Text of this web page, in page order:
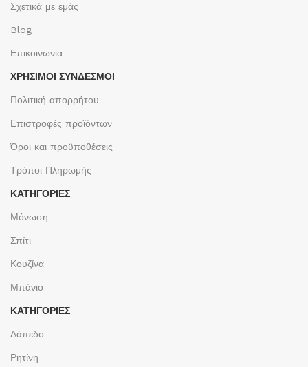
Σχετικά με εμάς
Blog
Επικοινωνία
ΧΡΉΣΙΜΟΙ ΣΎΝΔΕΣΜΟΙ
Πολιτική απορρήτου
Επιστροφές προϊόντων
Όροι και προϋποθέσεις
Τρόποι Πληρωμής
ΚΑΤΗΓΟΡΙΕΣ
Μόνωση
Σπίτι
Κουζίνα
Μπάνιο
ΚΑΤΗΓΟΡΙΕΣ
Δάπεδο
Ρητίνη